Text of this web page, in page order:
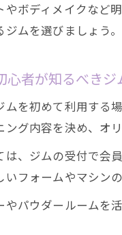
やボディメイクなど
ムを選びましょう。
心者が知るべき
ムを初めて利用する
グ内容を決め、オ
は、ジムの受付で会
フォームやマシン
やパウダールームを